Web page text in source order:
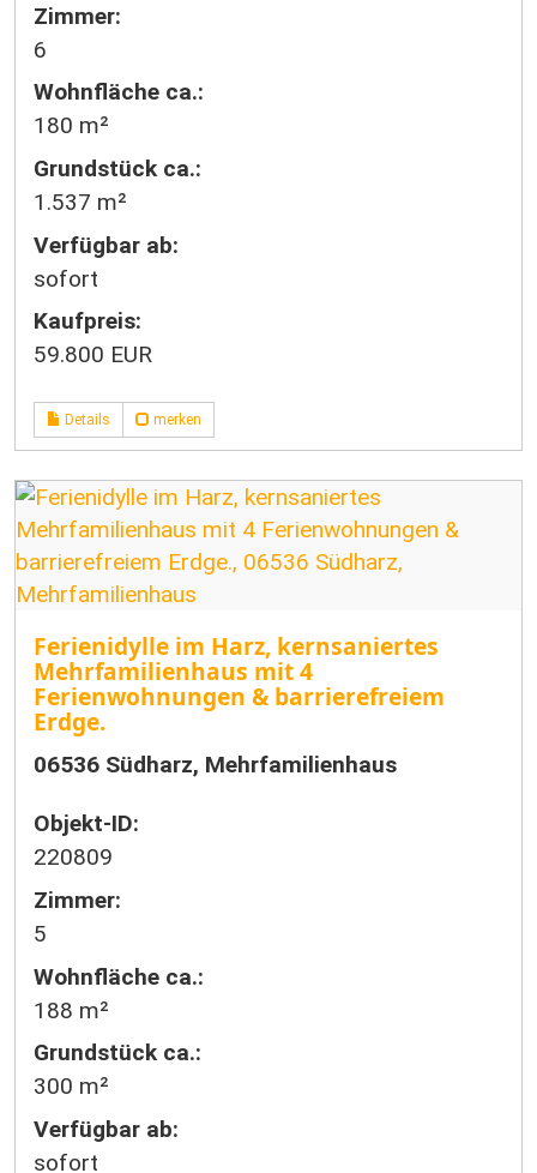
Zimmer:
6
Wohnfläche ca.:
180 m²
Grund­stück ca.:
1.537 m²
Verfügbar ab:
sofort
Kaufpreis:
59.800 EUR
Details merken
Ferienidylle im Harz, kernsaniertes
Mehrfamilienhaus mit 4
Ferienwohnungen & barrierefreiem
Erdge.
06536 Südharz, Mehrfamilienhaus
Objekt-ID:
220809
Zimmer:
5
Wohnfläche ca.:
188 m²
Grund­stück ca.:
300 m²
Verfügbar ab:
sofort